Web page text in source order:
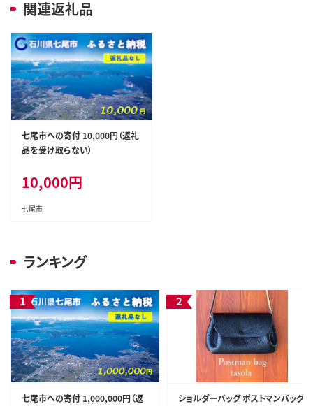
関連返礼品
七尾市への寄付 10,000円（返礼
品を受け取らない）
10,000円
七尾市
ランキング
七尾市への寄付 1,000,000円（返
ショルダーバッグ ポストマンバッグ